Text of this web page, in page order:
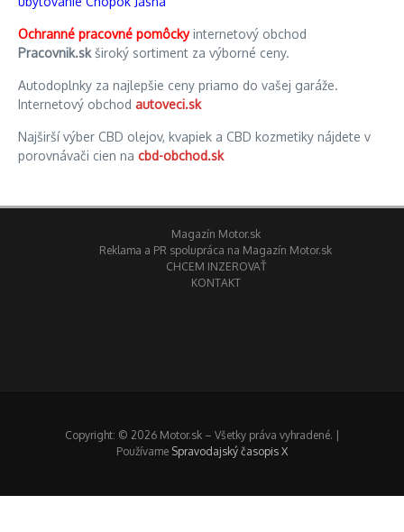
Ochranné pracovné pomôckyinternetový obchod
Pracovnik.skširoký sortiment za výborné ceny.
Autodoplnky za najlepšie ceny priamo do vašej garáže.
Internetový obchod autoveci.sk
Najširší výber CBD olejov, kvapiek a CBD kozmetiky nájdete v
porovnávači cien na cbd-obchod.sk
Magazín Motor.sk
Reklama a PR spolupráca na Magazín Motor.sk
CHCEM INZEROVAŤ
KONTAKT
Copyright: © 2026 Motor.sk – Všetky práva vyhradené. |
Používame Spravodajský časopis X